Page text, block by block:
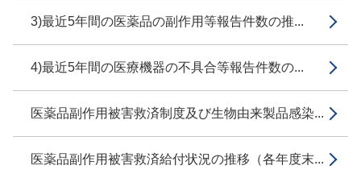
3)最近5年間の医薬品の副作用等報告件数の推...
4)最近5年間の医療機器の不具合等報告件数の...
医薬品副作用被害救済制度及び生物由来製品感染...
医薬品副作用被害救済給付状況の推移（各年度末...